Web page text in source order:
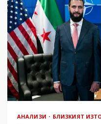
АНАЛИЗИ БЛИЗКИЯТ